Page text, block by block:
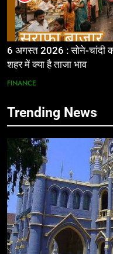
6 अगस्त 2026 : सोने-चांदी
शहर में क्या है ताजा भाव
FINANCE
Trending News